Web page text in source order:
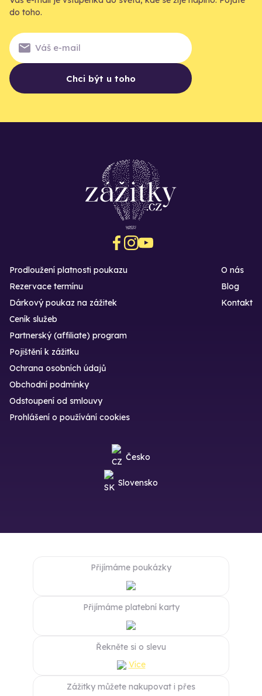
do toho.
Chci být u toho
Prodloužení platnosti poukazu
Rezervace termínu
Dárkový poukaz na zážitek
O nás
Blog
Kontakt
Ceník služeb
Partnerský (affiliate) program
Pojištění k zážitku
Ochrana osobních údajů
Obchodní podmínky
Odstoupení od smlouvy
Prohlášení o používání cookies
Česko
Slovensko
Přijímáme poukázky
Přijímáme platební karty
Řekněte si o slevu
Více
Zážitky můžete nakupovat i přes